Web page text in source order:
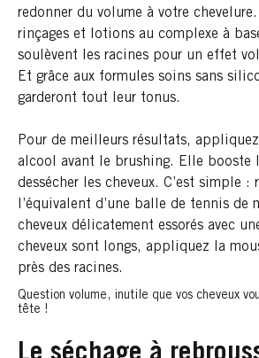
redonner du volume à votre
rinçages et lotions au complexe à
soulèvent les racines pour un effet
Et grâce aux formules soins sans
garderont tout leur tonus.
Pour de meilleurs résultats,
alcool avant le brushing. Elle booste
dessécher les cheveux. C’est simple :
l’équivalent d’une balle de tennis de
cheveux délicatement essorés avec
cheveux sont longs, appliquez la
près des racines.
Question volume, inutile que vos cheveux
tête !